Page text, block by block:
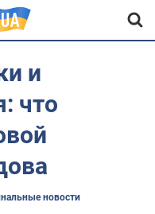
и
что
новости